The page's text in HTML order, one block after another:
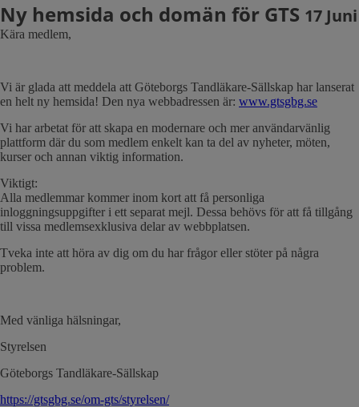
Ny hemsida och domän för GTS 17 Juni
Kära medlem,
Vi är glada att meddela att Göteborgs Tandläkare-Sällskap har lanserat
en helt ny hemsida! Den nya webbadressen är: www.gtsgbg.se
Vi har arbetat för att skapa en modernare och mer användarvänlig
plattform där du som medlem enkelt kan ta del av nyheter, möten,
kurser och annan viktig information.
Viktigt:
Alla medlemmar kommer inom kort att få personliga
inloggningsuppgifter i ett separat mejl. Dessa behövs för att få tillgång
till vissa medlemsexklusiva delar av webbplatsen.
Tveka inte att höra av dig om du har frågor eller stöter på några
problem.
Med vänliga hälsningar,
Styrelsen
Göteborgs Tandläkare-Sällskap
https://gtsgbg.se/om-gts/styrelsen/